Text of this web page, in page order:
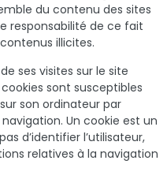
du contenu des sites
responsabilité de ce fait
illicites.
ses visites sur le site
sont susceptibles
son ordinateur par
Un cookie est un
d’identifier l’utilisateur,
relatives à la navigation